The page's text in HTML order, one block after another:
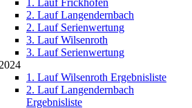
1. Lauf Frickhofen
2. Lauf Langendernbach
2. Lauf Serienwertung
3. Lauf Wilsenroth
3. Lauf Serienwertung
2024
1. Lauf Wilsenroth Ergebnisliste
2. Lauf Langendernbach
Ergebnisliste